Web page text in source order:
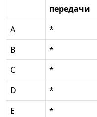
передачи
А *
В
*
С
*
D
*
Е
*